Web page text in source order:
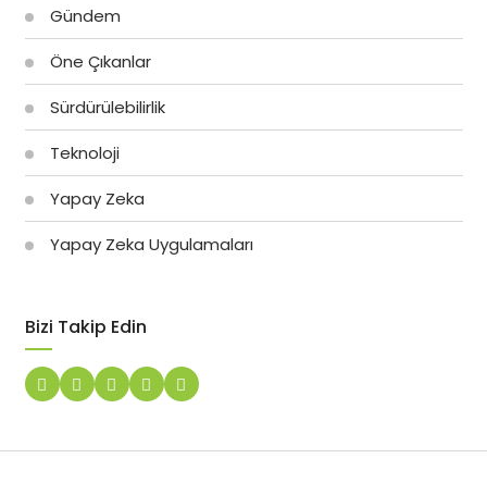
Gündem
Öne Çıkanlar
Sürdürülebilirlik
Teknoloji
Yapay Zeka
Yapay Zeka Uygulamaları
Bizi Takip Edin